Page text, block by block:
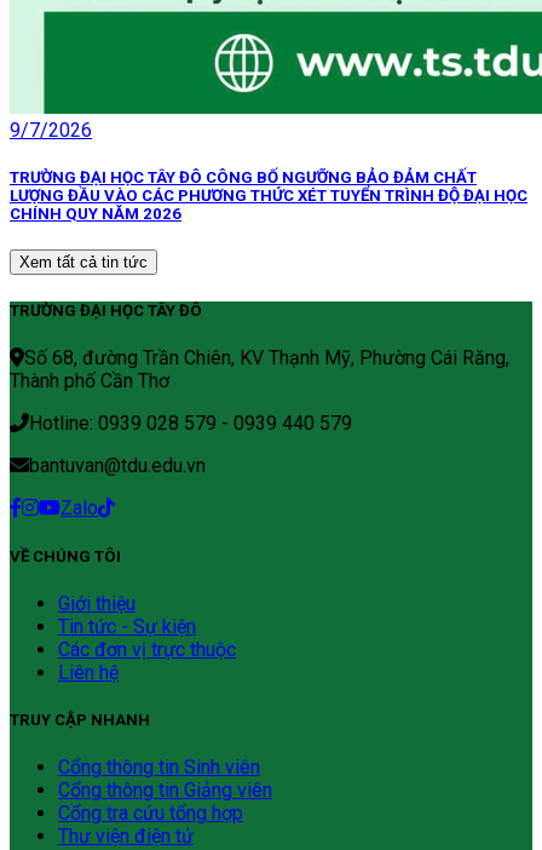
9/7/2026
TRƯỜNG ĐẠI HỌC TÂY ĐÔ CÔNG BỐ NGƯỠNG BẢO ĐẢM CHẤT
LƯỢNG ĐẦU VÀO CÁC PHƯƠNG THỨC XÉT TUYỂN TRÌNH ĐỘ ĐẠI HỌC
CHÍNH QUY NĂM 2026
Xem tất cả tin tức
TRƯỜNG ĐẠI HỌC TÂY ĐÔ
Số 68, đường Trần Chiên, KV Thạnh Mỹ, Phường Cái Răng,
Thành phố Cần Thơ
Hotline: 0939 028 579 - 0939 440 579
bantuvan@tdu.edu.vn
Zalo
VỀ CHÚNG TÔI
Giới thiệu
Tin tức - Sự kiện
Các đơn vị trực thuộc
Liên hệ
TRUY CẬP NHANH
Cổng thông tin Sinh viên
Cổng thông tin Giảng viên
Cổng tra cứu tổng hợp
Thư viện điện tử